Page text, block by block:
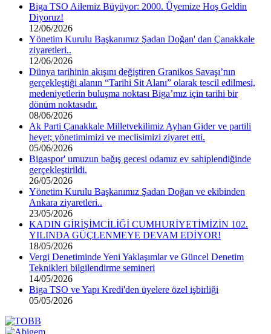
Biga TSO Ailemiz Büyüyor: 2000. Üyemize Hoş Geldin
Diyoruz!
12/06/2026
Yönetim Kurulu Başkanımız Şadan Doğan' dan Çanakkale
ziyaretleri..
12/06/2026
Dünya tarihinin akışını değiştiren Granikos Savaşı’nın
gerçekleştiği alanın “Tarihi Sit Alanı” olarak tescil edilmesi,
medeniyetlerin buluşma noktası Biga’mız için tarihi bir
dönüm noktasıdır.
08/06/2026
Ak Parti Çanakkale Milletvekilimiz Ayhan Gider ve partili
heyet; yönetimimizi ve meclisimizi ziyaret etti.
05/06/2026
Bigaspor' umuzun bağış gecesi odamız ev sahiplendiğinde
gerçekleştirildi.
26/05/2026
Yönetim Kurulu Başkanımız Şadan Doğan ve ekibinden
Ankara ziyaretleri..
23/05/2026
KADIN GİRİŞİMCİLİĞİ CUMHURİYETİMİZİN 102.
YILINDA GÜÇLENMEYE DEVAM EDİYOR!
18/05/2026
Vergi Denetiminde Yeni Yaklaşımlar ve Güncel Denetim
Teknikleri bilgilendirme semineri
14/05/2026
Biga TSO ve Yapı Kredi'den üyelere özel işbirliği
05/05/2026